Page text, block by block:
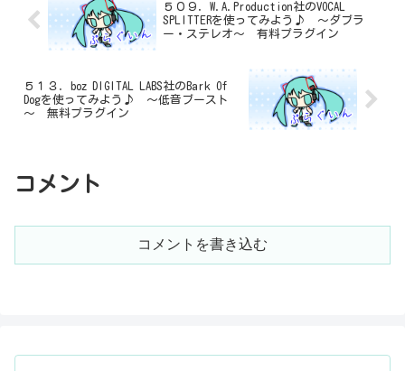
５０９．W.A.Production社のVOCAL
SPLITTERを使ってみよう♪ ～ダブラ
ー・ステレオ～ 有料プラグイン
５１３．boz DIGITAL LABS社のBark Of
Dogを使ってみよう♪ ～低音ブースト
～ 無料プラグイン
コメント
コメントを書き込む